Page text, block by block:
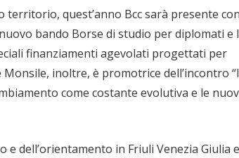
quest’anno Bcc sarà presente
bando Borse di studio per diplomati e
finanziamenti agevolati progettati per
inoltre, è promotrice dell’incontro
come costante evolutiva e le
dell’orientamento in Friuli Venezia Giulia e